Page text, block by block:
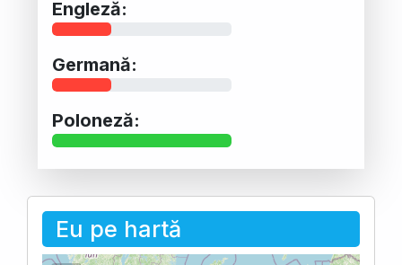
Engleză:
Germană:
Poloneză:
Eu pe hartă